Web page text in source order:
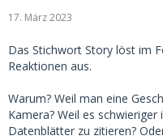
17. März 2023
Das Stichwort Story löst im
Reaktionen aus.
Warum? Weil man eine
Kamera? Weil es
Datenblätter zu zitieren?